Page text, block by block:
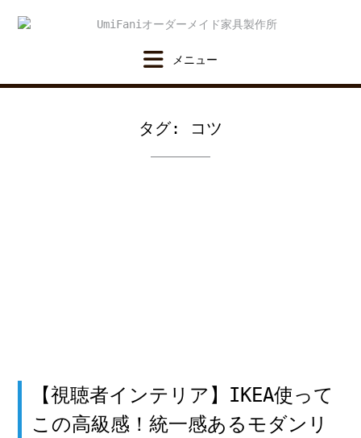
タグ: コツ
【視聴者インテリア】IKEA使って
この高級感！統一感あるモダンリ